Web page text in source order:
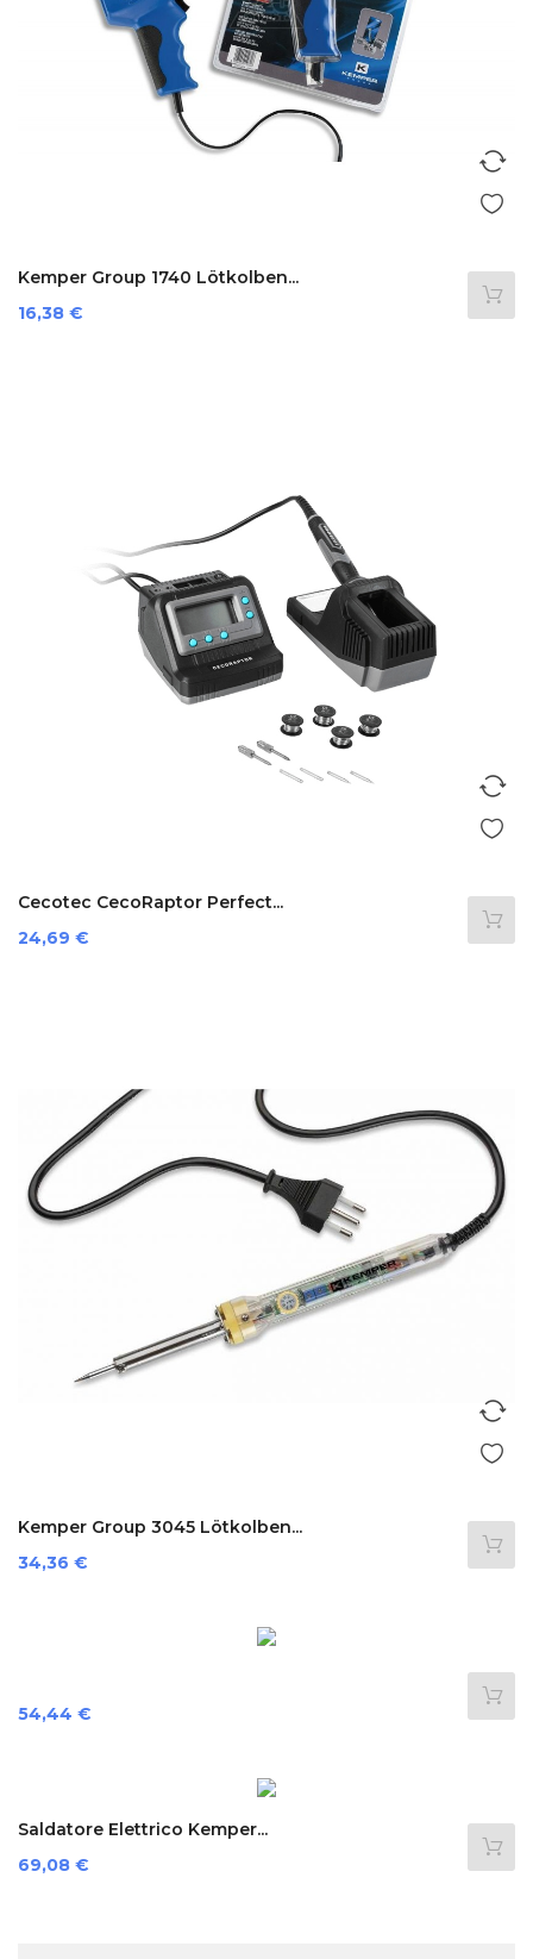
Kemper Group 1740 Lötkolben...
Preis
16,38 €
Cecotec CecoRaptor Perfect...
Preis
24,69 €
Kemper Group 3045 Lötkolben...
Preis
34,36 €
Preis
54,44 €
Saldatore Elettrico Kemper...
Preis
69,08 €